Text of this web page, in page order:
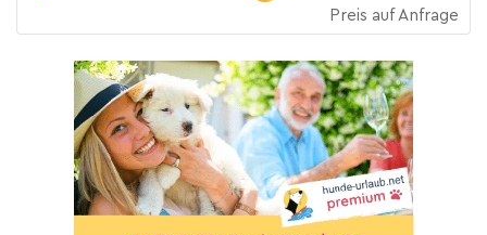
Preis auf Anfrage